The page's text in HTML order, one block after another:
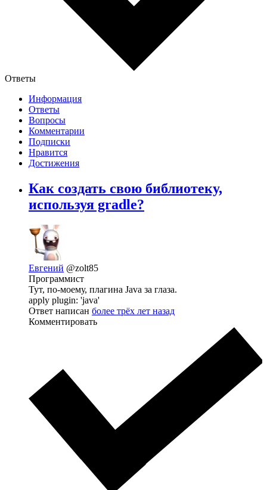
Ответы
Информация
Ответы
Вопросы
Комментарии
Подписки
Нравится
Достижения
Как создать свою библиотеку,
используя gradle?
Евгений @zolt85
Программист
Тут, по-моему, плагина Java за глаза.
apply plugin: 'java'
Ответ написан более трёх лет назад
Комментировать